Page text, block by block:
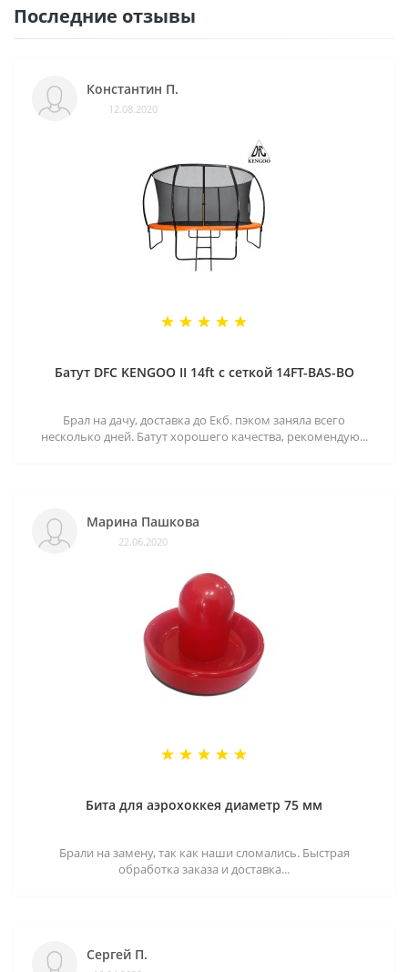
Последние отзывы
Константин П.
12.08.2020
Батут DFC KENGOO II 14ft с сеткой 14FT-BAS-BO
Брал на дачу, доставка до Екб. пэком заняла всего
несколько дней. Батут хорошего качества, рекомендую...
Марина Пашкова
22.06.2020
Бита для аэрохоккея диаметр 75 мм
Брали на замену, так как наши сломались. Быстрая
обработка заказа и доставка...
Сергей П.